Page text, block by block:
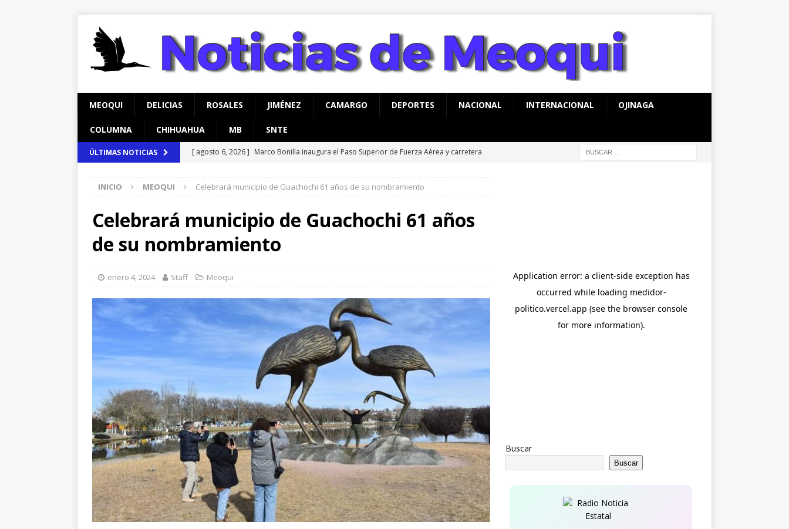
MEOQUI DELICIAS ROSALES JIMÉNEZ CAMARGO DEPORTES NACIONAL INTERNACIONAL OJINAGA
COLUMNA CHIHUAHUA MB SNTE
ÚLTIMAS NOTICIAS [ agosto 6, 2026 ] Marco Bonilla inaugura el Paso Superior de Fuerza Aérea y carretera
[ agosto 6, 2026 ] Marco Bonilla cumple: inaugura el Paso Superior de Fuerza Aérea y
carretera Aldama
CHIHUAHUA
[ agosto 7, 2026 ]
encuestas
CHIHUAHUA
Más de mil 100 vales de uniformes y zapatos escolares entregados
en Lázaro Cárdenas
MEOQUI
INICIO MEOQUI Celebrará municipio de Guachochi 61 años de su nombramiento
Celebrará municipio de Guachochi 61 años
de su nombramiento
enero 4, 2024 Staff Meoqui
Buscar
Buscar